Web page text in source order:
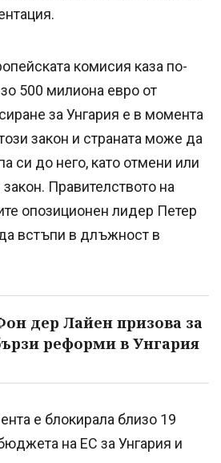
комисия каза по-
500 милиона евро от
за Унгария е в момента
закон и страната може да
си до него, като отмени или
Правителството на
опозиционен лидер Петер
встъпи в длъжност в
дер Лайен призова за
реформи в Унгария
е блокирала близо 19
на ЕС за Унгария и